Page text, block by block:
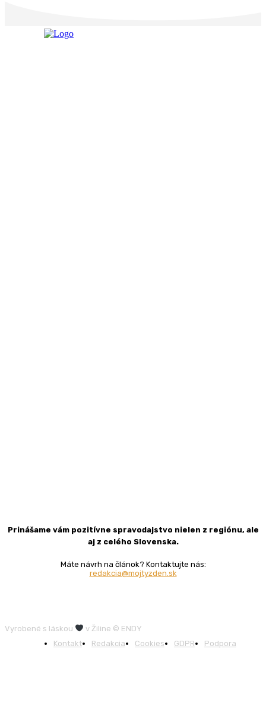
Prinášame vám pozitívne spravodajstvo nielen z regiónu, ale
aj z celého Slovenska.
Máte návrh na článok? Kontaktujte nás:
redakcia@mojtyzden.sk
Vyrobené s láskou
v Žiline © ENDY
Kontakt
Redakcia Cookies GDPR Podpora